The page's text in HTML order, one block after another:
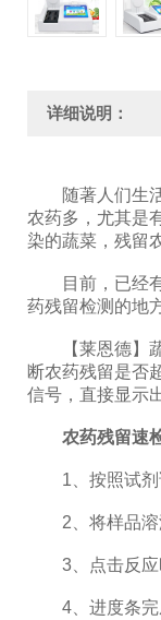
详细说明：
随著人们生活
农药多，尤其是
染的蔬菜，残留
目前，已经有
药残留检测的地
【莱恩德】蔬
断农药残留是否
信号，直接显示
农药残留速
1、按照试剂
2、将样品溶液
3、点击反应
4、进度条完成